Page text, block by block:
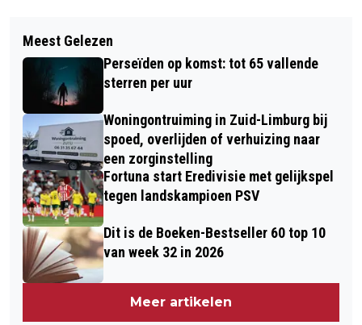
CULTUUR- EN WOONKWARTIER
BINNEN SITTARD CENTRAAL WORDT
CONCREET
VIDEO EN FOTO'S: OPEN DAG
WATERSLEY SPORTS &
TALENTENPARK
Meest Gelezen
Perseïden op komst: tot 65 vallende
sterren per uur
Woningontruiming in Zuid-Limburg bij
spoed, overlijden of verhuizing naar
een zorginstelling
Fortuna start Eredivisie met gelijkspel
tegen landskampioen PSV
Dit is de Boeken-Bestseller 60 top 10
van week 32 in 2026
Meer artikelen